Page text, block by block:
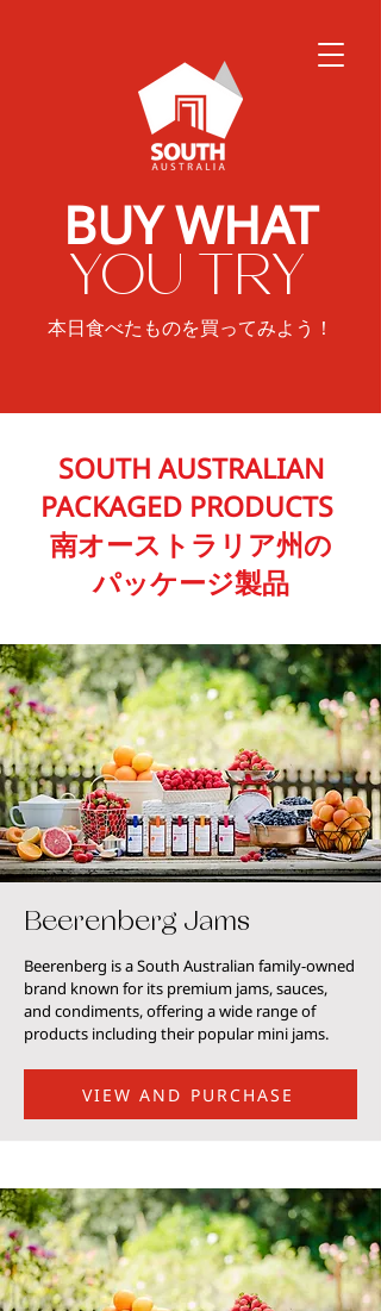
BUY WHAT
YOU TRY
本日食べたものを買ってみよう！
SOUTH AUSTRALIAN
PACKAGED PRODUCTS
南オーストラリア州の
パッケージ製品
Beerenberg Jams
Beerenberg is a South Australian family-owned
brand known for its premium jams, sauces,
and condiments, offering a wide range of
products including their popular mini jams.
VIEW AND PURCHASE